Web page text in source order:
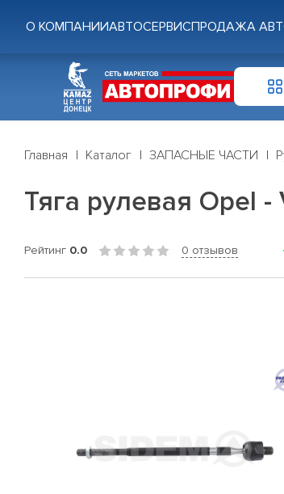
О КОМПАНИИАВТОСЕРВИСПРОДАЖА
Главная Каталог ЗАПАСНЫЕ ЧАСТИ
Тяга рулевая Opel -
Рейтинг 0.0 0 отзывов